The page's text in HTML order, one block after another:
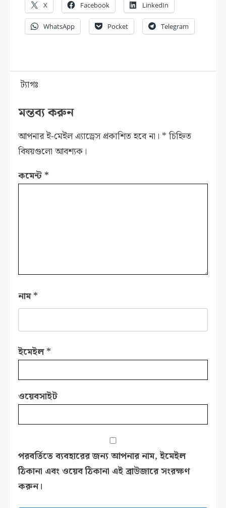
X Facebook LinkedIn
WhatsApp Pocket Telegram
ট্যাগঃ
মন্তব্য করুন
আপনার ই-মেইল এ্যাড্রেস প্রকাশিত হবে না। * চিহ্নিত
বিষয়গুলো আবশ্যক।
কমেন্ট *
নাম*
ইমেইল*
ওয়েবসাইট
পরবর্তিতে ব্যবহারের জন্য আপনার নাম, ইমেইল
ঠিকানা এবং ওয়েব ঠিকানা এই ব্রাউজারে সংরক্ষণ
করুন।